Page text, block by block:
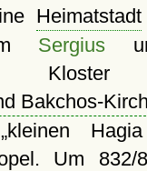
Heimatstadt
Sergius
Bakchos-
kleinen
Um